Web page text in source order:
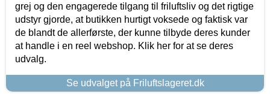
grej og den engagerede tilgang til friluftsliv og det rigtige
udstyr gjorde, at butikken hurtigt voksede og faktisk var
de blandt de allerførste, der kunne tilbyde deres kunder
at handle i en reel webshop. Klik her for at se deres
udvalg.
Se udvalget på Friluftslageret.dk